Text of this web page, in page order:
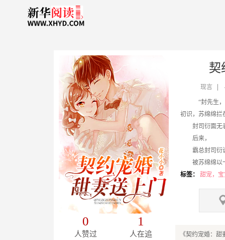
0
人赞过
1
人在追
契
现言
“封先生，
初识，苏绵绵拦
封司衍面无表
后来，
霸总封司衍说
被苏绵绵以一
霸总封司衍说
标签： 甜宠，
《契约宠婚：